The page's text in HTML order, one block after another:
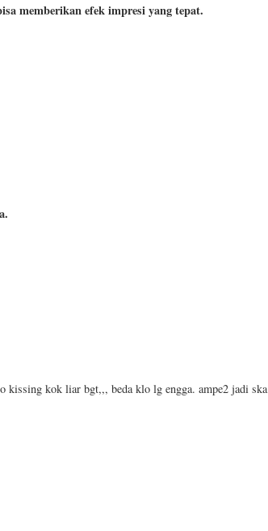
memberikan efek impresi yang tepat.
kissing kok liar bgt,,, beda klo lg engga. ampe2 jadi ska